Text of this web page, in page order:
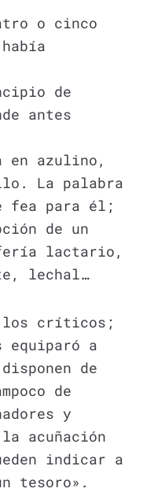
o cinco
de
antes
en azulino,
La palabra
fea para él;
de un
lactario,
lechal…
los críticos;
equiparó a
de
de
y
acuñación
indicar a
tesoro».